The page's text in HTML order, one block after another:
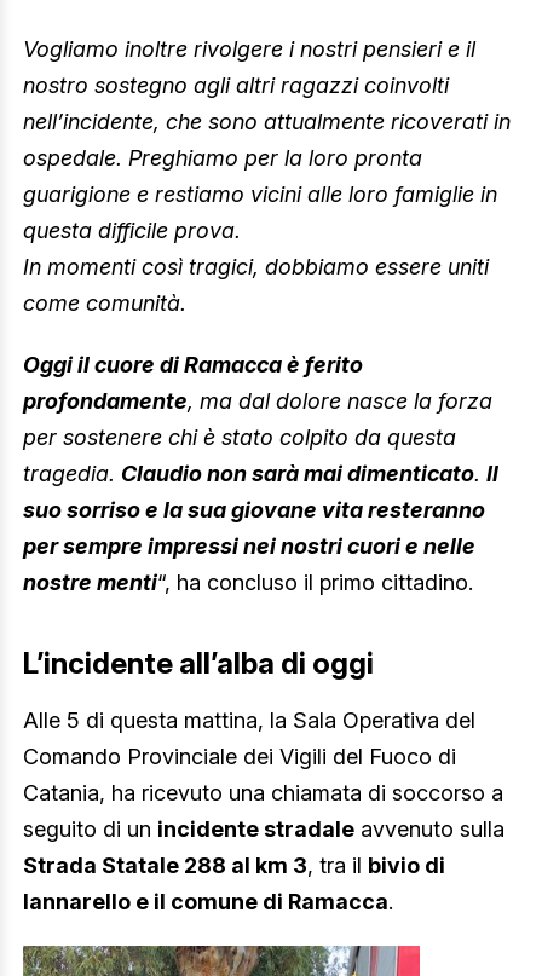
Vogliamo inoltre rivolgere i nostri pensieri e il
nostro sostegno agli altri ragazzi coinvolti
nell’incidente, che sono attualmente ricoverati in
ospedale. Preghiamo per la loro pronta
guarigione e restiamo vicini alle loro famiglie in
questa difficile prova.
In momenti così tragici, dobbiamo essere uniti
come comunità.
Oggi il cuore di Ramacca è ferito
profondamente, ma dal dolore nasce la forza
per sostenere chi è stato colpito da questa
tragedia. Claudio non sarà mai dimenticato. Il
suo sorriso e la sua giovane vita resteranno
per sempre impressi nei nostri cuori e nelle
nostre menti“, ha concluso il primo cittadino.
L’incidente all’alba di oggi
Alle 5 di questa mattina, la Sala Operativa del
Comando Provinciale dei Vigili del Fuoco di
Catania, ha ricevuto una chiamata di soccorso a
seguito di un incidente stradale avvenuto sulla
Strada Statale 288 al km 3, tra il bivio di
Iannarello e il comune di Ramacca.